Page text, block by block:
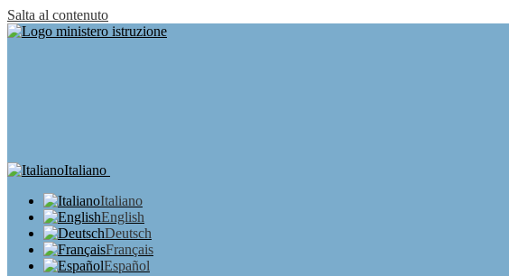
Salta al contenuto
Italiano
Italiano
English
Deutsch
Français
Español